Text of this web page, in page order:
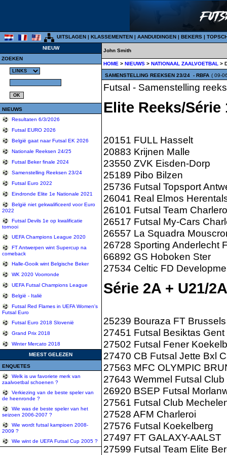
UITSLAGEN | KLASSEMENTEN | AANDUIDINGEN | BEKERS |
NIEUW
ZOEKEN
NIEUWS
Resultaten 6/3/2026
Futsal EURO 2026
België gaat naar Futsal EK 2026
Nationale Reeksen 24/25
Futsal Beker finale 2024
Samenstelling Reeksen 23/24
Futsal Euro 2022
Eindronde Elite 1e Nationale 2021
België niet gekwalificeerd voor Euro
2022
Futsal Devils 1e op kwalificatie
tornooi
UEFA Champions League 2020
FT Antwerpen wint Supercup na
comeback
Halle-Gooik wint Belgische Beker
WK 2020 Voorronde
UEFA Futsal Champions League
België - Italië
Futsal Red Flames in UEFA Women's
Futsal Euro
Futsal Euro 2018 Slovenië
Grand Prix 2018
Winter Mercato 2018
MEEST GELEZEN
ENQUETES
Welk is uw favoriete merk van
zaalvoetbal schoenen ?
Verkiezing van de beste speler van
de heenronde ?
Wie was de beste speler van het
seizoen 2006-2007 ?
Wie wordt futsal kampioen 2008-
2009 ?
Wie wint de UEFA Futsal Cup 2005 ?
John Smith
HOME > NIEUWS > NATIONAAL ZAALVOETBAL >
SAMENSTELLING REEKSEN 23/24 - RBFA ( 09-
Futsal - Samenstelling
Elite Reeks/Série
20151 FULL Hasselt
20883 Krijnen Malle
23550 ZVK Eisden-Dorp
25189 Pibo Bilzen
25736 Futsal Topsport
26041 Real Elmos
26101 Futsal Team
26517 Futsal My-Cars
26557 La Squadra
26728 Sporting Anderlecht
66892 GS Hoboken Ster
27534 Celtic FD
Série 2A + U21/2A
25239 Bouraza FT Brussels
27451 Futsal Besiktas Gent
27502 Futsal Fener
27470 CB Futsal Jette Bxl
27563 MFC OLYMPIC
27643 Wemmel Futsal Club
26920 BSEP Futsal
27561 Futsal Club
27528 AFM Charleroi
27576 Futsal Koekelberg
27497 FT GALAXY-AALST
27599 Futsal Team Elite